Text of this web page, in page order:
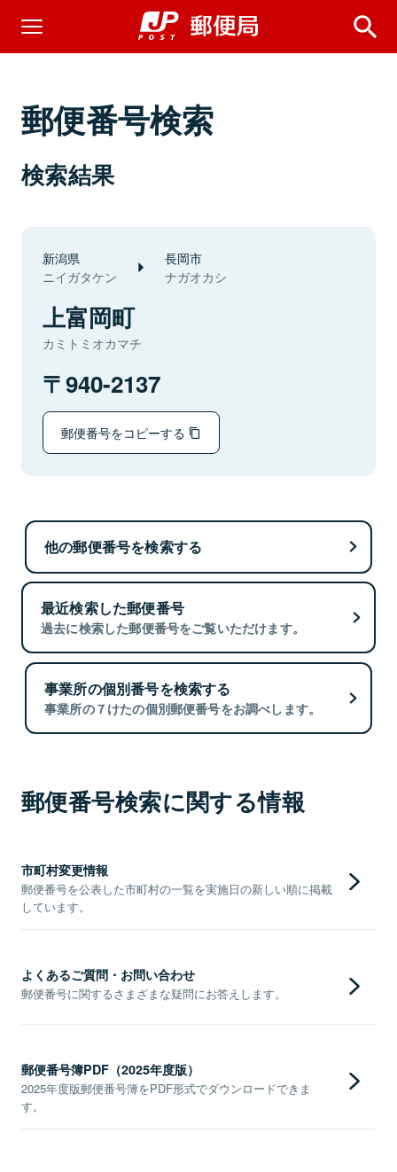
郵便番号検索
検索結果
新潟県
ニイガタケン
長岡市
ナガオカシ
上富岡町
カミトミオカマチ
940-2137
郵便番号をコピーする
他の郵便番号を検索する
最近検索した郵便番号
過去に検索した郵便番号をご覧いただけます。
事業所の個別番号を検索する
事業所の７けたの個別郵便番号をお調べします。
郵便番号検索に関する情報
市町村変更情報
郵便番号を公表した市町村の一覧を実施日の新しい順に掲載
しています。
よくあるご質問・お問い合わせ
郵便番号に関するさまざまな疑問にお答えします。
郵便番号簿PDF（2025年度版）
2025年度版郵便番号簿をPDF形式でダウンロードできま
す。